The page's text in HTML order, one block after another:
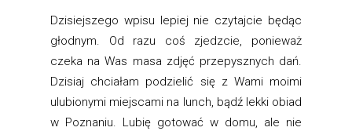
Dzisiejszego wpisu lepiej nie czytajcie będąc
głodnym. Od razu coś zjedzcie, ponieważ
czeka na Was masa zdjęć przepysznych dań.
Dzisiaj chciałam podzielić się z Wami moimi
ulubionymi miejscami na lunch, bądź lekki obiad
w Poznaniu. Lubię gotować w domu, ale nie